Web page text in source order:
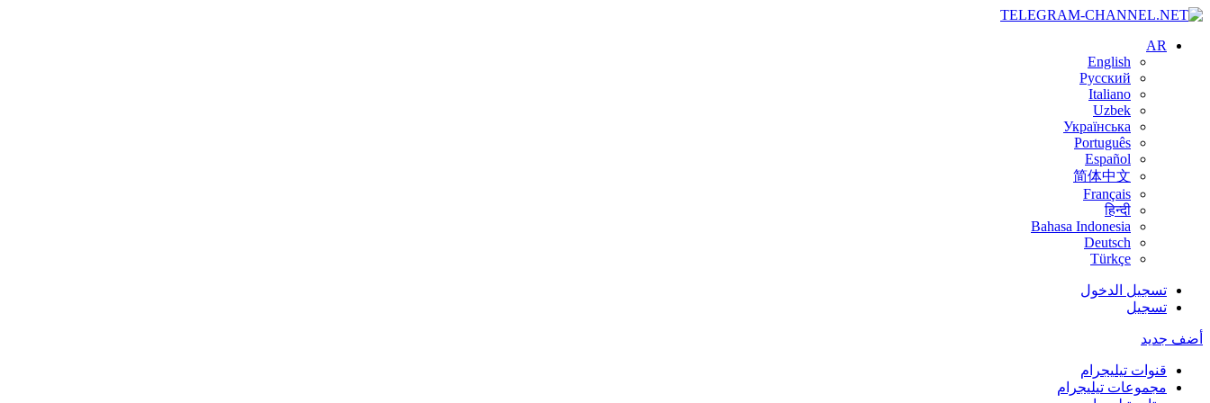
AR
English
Русский
Italiano
Uzbek
Українська
Português
Español
简体中文
Français
हिन्दी
Bahasa Indonesia
Deutsch
Türkçe
تسجيل الدخول
تسجيل
أضف جديد
قنوات تيليجرام
مجموعات تيليجرام